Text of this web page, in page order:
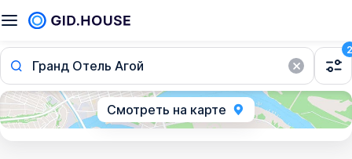
Гранд Отель Агой
2
Смотреть на карте